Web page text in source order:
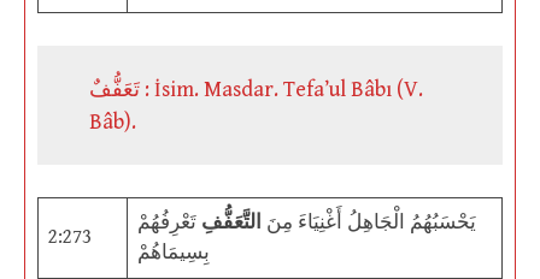
تَعَفُّفٌ : İsim. Masdar. Tefa’ul Bâbı (V.
Bâb).
2:273
يَحْسَبُهُمُ الْجَاهِلُ أَغْنِيَاءَ مِنَ التَّعَفُّفِ تَعْرِفُهُمْ
بِسِيمَاهُمْ